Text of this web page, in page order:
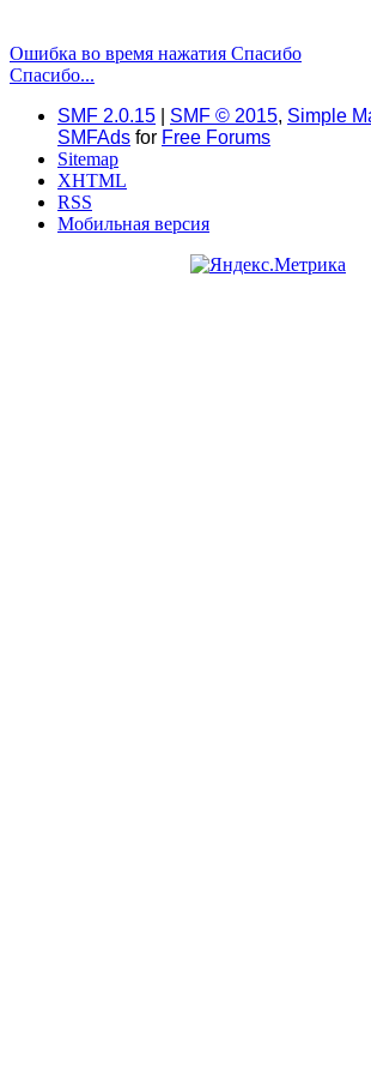
Ошибка во время нажатия Спасибо
Спасибо...
SMF 2.0.15
SMF © 2015, Simple
SMFAds for Free Forums
Sitemap
XHTML
RSS
Мобильная версия